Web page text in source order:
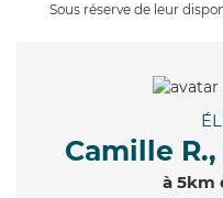
Sous réserve de leur
Camille R.,
à 5km